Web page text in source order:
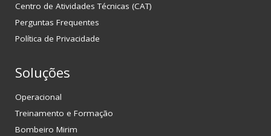
Centro de Atividades Técnicas (CAT)
Perguntas Frequentes
Política de Privacidade
Soluções
Operacional
Treinamento e Formação
Bombeiro Mirim